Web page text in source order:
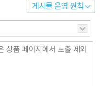
이인지 알기도 전에 먼저 선
한다. 주연이는 기찬이와 친
대한다. 그러자 기찬이는 급
탕 먹이기 위해 주연이의 책
게시물 운영 원칙